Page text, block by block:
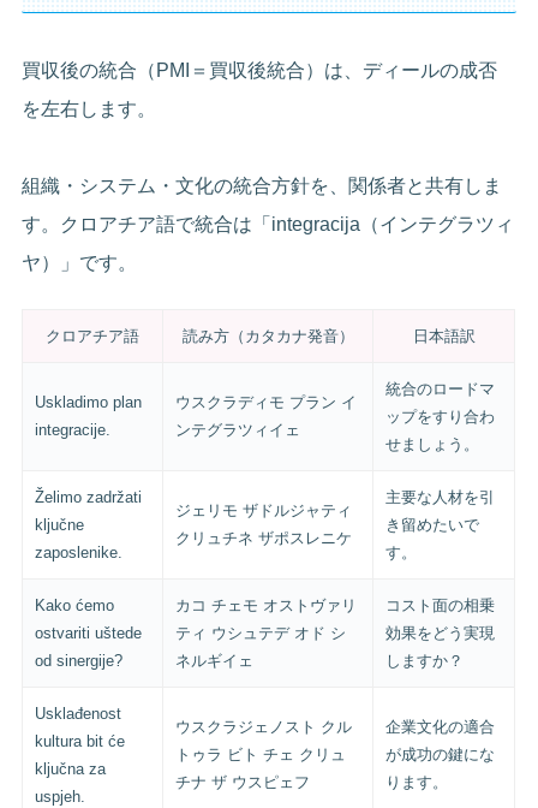
買収後の統合（PMI＝買収後統合）は、ディールの成否
を左右します。
組織・システム・文化の統合方針を、関係者と共有しま
す。クロアチア語で統合は「integracija（インテグラツィ
ヤ）」です。
クロアチア語 読み方（カタカナ発音） 日本語訳
Uskladimo plan
integracije.
ウスクラディモ プラン イ
ンテグラツィイェ
統合のロードマ
ップをすり合わ
せましょう。
Želimo zadržati
ključne
zaposlenike.
ジェリモ ザドルジャティ
クリュチネ ザポスレニケ
主要な人材を引
き留めたいで
す。
Kako ćemo
ostvariti uštede
od sinergije?
カコ チェモ オストヴァリ
ティ ウシュテデ オド シ
ネルギイェ
コスト面の相乗
効果をどう実現
しますか？
Usklađenost
kultura bit će
ključna za
uspjeh.
ウスクラジェノスト クル
トゥラ ビト チェ クリュ
チナ ザ ウスピェフ
企業文化の適合
が成功の鍵にな
ります。